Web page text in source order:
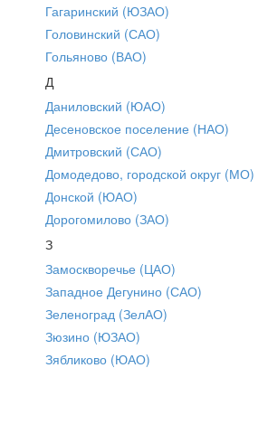
Гагаринский (ЮЗАО)
Головинский (САО)
Гольяново (ВАО)
Д
Даниловский (ЮАО)
Десеновское поселение (НАО)
Дмитровский (САО)
Домодедово, городской округ (МО)
Донской (ЮАО)
Дорогомилово (ЗАО)
З
Замоскворечье (ЦАО)
Западное Дегунино (САО)
Зеленоград (ЗелАО)
Зюзино (ЮЗАО)
Зябликово (ЮАО)